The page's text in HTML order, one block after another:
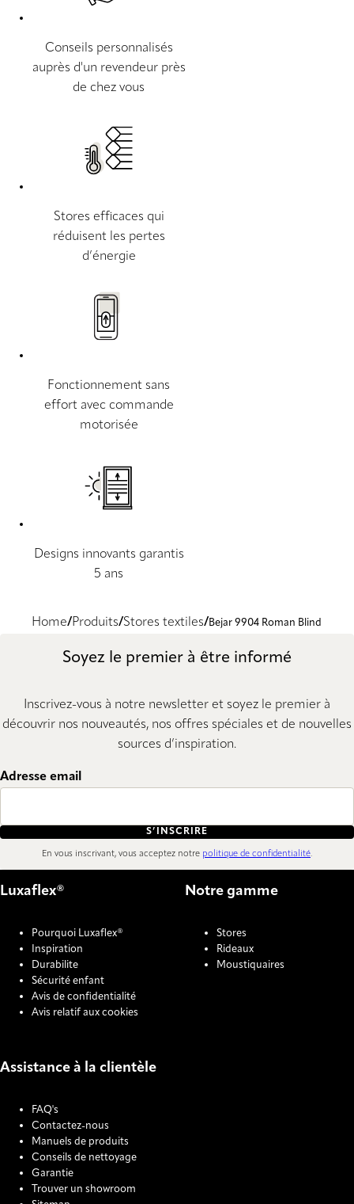
Conseils personnalisés
auprès d'un revendeur près
de chez vous
Stores efficaces qui
réduisent les pertes
d’énergie
Fonctionnement sans
effort avec commande
motorisée
Designs innovants garantis
5 ans
Home Produits Stores textiles Bejar 9904 Roman Blind
Soyez le premier à être informé
Inscrivez-vous à notre newsletter et soyez le premier à
découvrir nos nouveautés, nos offres spéciales et de nouvelles
sources d’inspiration.
Adresse email
S’INSCRIRE
En vous inscrivant, vous acceptez notre politique de confidentialité.
Luxaflex®
Pourquoi Luxaflex®
Inspiration
Durabilite
Sécurité enfant
Avis de confidentialité
Avis relatif aux cookies
Notre gamme
Stores
Rideaux
Moustiquaires
Assistance à la clientèle
FAQ's
Contactez-nous
Manuels de produits
Conseils de nettoyage
Garantie
Trouver un showroom